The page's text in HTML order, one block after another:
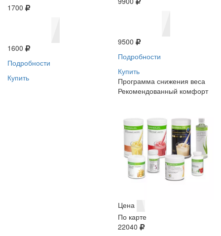
1700
1600
Подробности
Купить
9500
Подробности
Купить
Программа снижения веса
Рекомендованный комфорт
Цена
По карте
22040